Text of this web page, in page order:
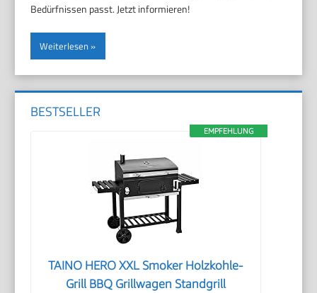
Bedürfnissen passt. Jetzt informieren!
Weiterlesen
BESTSELLER
EMPFEHLUNG
TAINO HERO XXL Smoker Holzkohle-
Grill BBQ Grillwagen Standgrill